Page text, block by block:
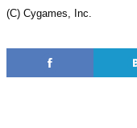
(C) Cygames, Inc.